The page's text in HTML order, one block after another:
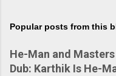
Popular posts from this
He-Man and
Dub: Karthik Is He-